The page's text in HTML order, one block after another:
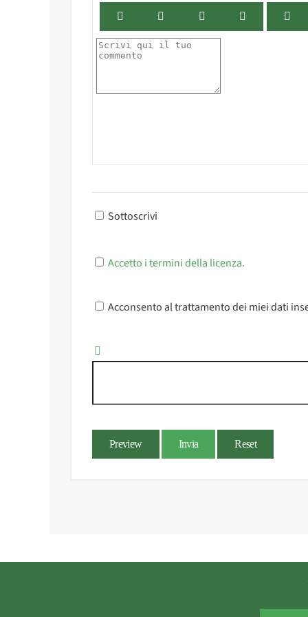
Sottoscrivi
Accetto i termini della licenza.
Acconsento al trattamento dei miei dati
Preview Invia Reset